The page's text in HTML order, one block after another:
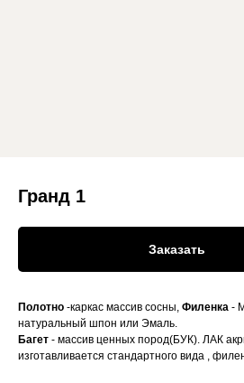
Гранд 1
Заказать
Полотно -каркас массив сосны, Филенка -
натуральный шпон или Эмаль.
Багет - массив ценных пород(БУК). ЛАК
изготавливается стандартного вида ,